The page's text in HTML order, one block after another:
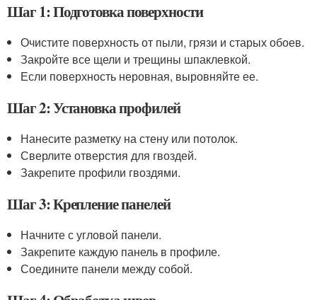
Шаг 1: Подготовка поверхности
Очистите поверхность от пыли, грязи и старых обоев.
Закройте все щели и трещины шпаклевкой.
Если поверхность неровная, выровняйте ее.
Шаг 2: Установка профилей
Нанесите разметку на стену или потолок.
Сверлите отверстия для гвоздей.
Закрепите профили гвоздями.
Шаг 3: Крепление панелей
Начните с угловой панели.
Закрепите каждую панель в профиле.
Соедините панели между собой.